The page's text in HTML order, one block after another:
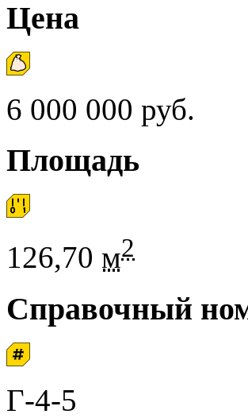
Цена
6 000 000 руб.
Площадь
126,70 м2
Справочный
Г-4-5